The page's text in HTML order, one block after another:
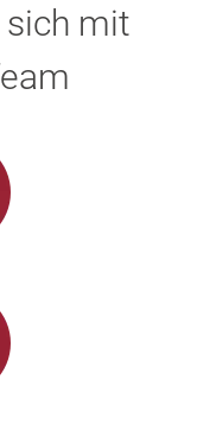
sich mit